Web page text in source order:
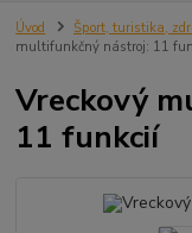
Úvod Šport, turistika,
multifunkčný nástroj: 11
Vreckový
11 funkcií